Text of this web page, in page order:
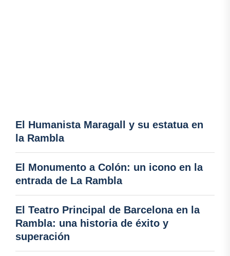
El Humanista Maragall y su estatua en
la Rambla
El Monumento a Colón: un icono en la
entrada de La Rambla
El Teatro Principal de Barcelona en la
Rambla: una historia de éxito y
superación